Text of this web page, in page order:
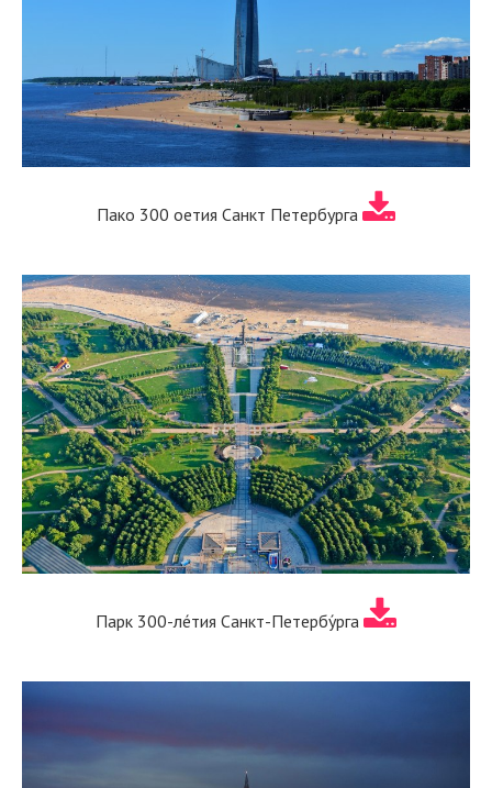
Пако 300 оетия Санкт Петербурга
Парк 300-ле́тия Санкт-Петербу́рга